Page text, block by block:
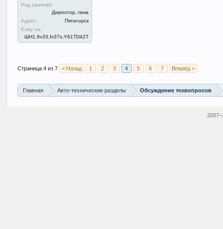
Род занятий:
Дирехтор..пока
Адрес:
Пятигорск
Езжу на:
ШН1.9x33,fx37s,Y61TD42T
Страница 4 из 7 < Назад 1 2 3 4 5 6 7 Вперёд >
Главная Авто-технические разделы Обсуждение техвопросов
2007–